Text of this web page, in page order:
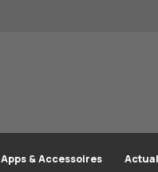
Apps & Accessoires